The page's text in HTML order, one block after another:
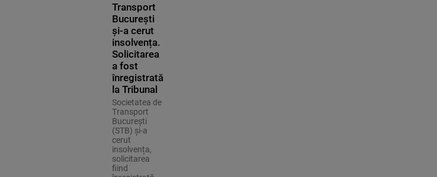
Transport
București
și-a cerut
insolvența.
Solicitarea
a fost
înregistrată
la Tribunal
Societatea de
Transport
București
(STB) și-a
cerut
insolvența,
solicitarea
fiind